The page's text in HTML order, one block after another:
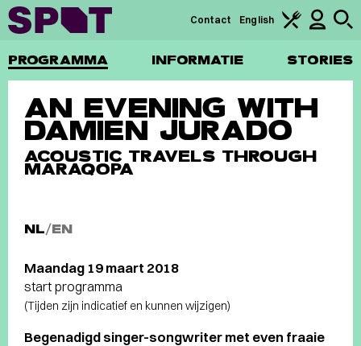
PROGRAMMA INFORMATIE STORIES
Contact English
AN EVENING WITH
DAMIEN JURADO
ACOUSTIC TRAVELS THROUGH
MARAQOPA
NL/EN
Maandag 19 maart 2018
start programma
(Tijden zijn indicatief en kunnen wijzigen)
Begenadigd singer-songwriter met even fraaie